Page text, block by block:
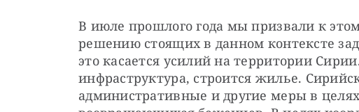
В июле прошлого года мы призвали к
решению стоящих в данном контексте
это касается усилий на территории
инфраструктура, строится жилье.
административные и другие меры в